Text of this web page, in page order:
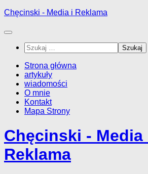
Przejdź
treści
Chęcinski - Media i Reklama
Szukaj:
Strona główna
artykuły
wiadomości
O mnie
Kontakt
Mapa Strony
Chęcinski - Media
Reklama